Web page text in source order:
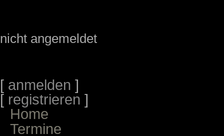
nicht angemeldet
[ anmelden ]
[ registrieren ]
Home
Termine